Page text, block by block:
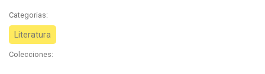
Categorias:
Literatura
Colecciones: